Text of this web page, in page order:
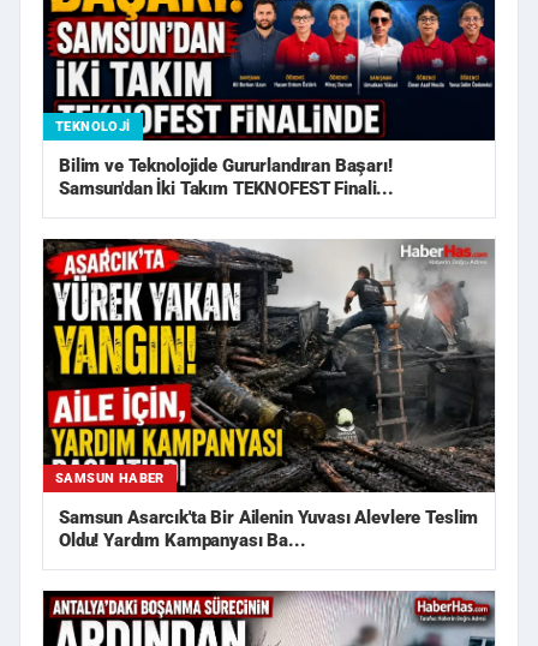
TEKNOLOJI
Bilim ve Teknolojide Gururlandıran Başarı!
Samsun'dan İki Takım TEKNOFEST Finali...
SAMSUN HABER
Samsun Asarcık'ta Bir Ailenin Yuvası Alevlere Teslim
Oldu! Yardım Kampanyası Ba...